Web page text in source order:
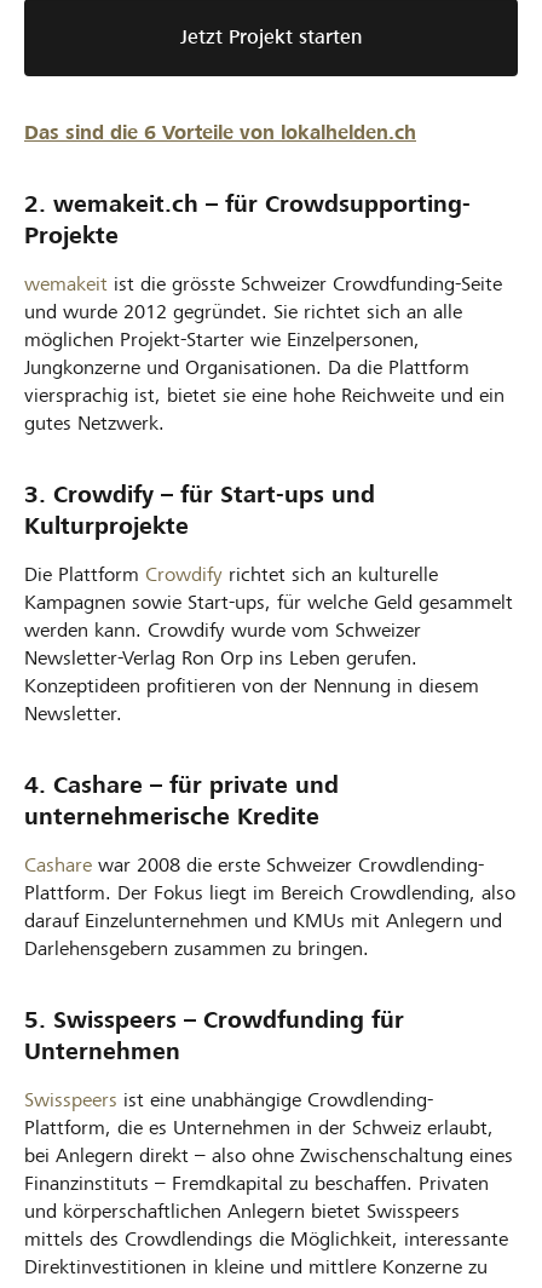
Jetzt Projekt starten
Das sind die 6 Vorteile von lokalhelden.ch
2. wemakeit.ch – für Crowdsupporting-
Projekte
wemakeit ist die grösste Schweizer Crowdfunding-Seite
und wurde 2012 gegründet. Sie richtet sich an alle
möglichen Projekt-Starter wie Einzelpersonen,
Jungkonzerne und Organisationen. Da die Plattform
viersprachig ist, bietet sie eine hohe Reichweite und ein
gutes Netzwerk.
3. Crowdify – für Start-ups und
Kulturprojekte
Die Plattform Crowdify richtet sich an kulturelle
Kampagnen sowie Start-ups, für welche Geld gesammelt
werden kann. Crowdify wurde vom Schweizer
Newsletter-Verlag Ron Orp ins Leben gerufen.
Konzeptideen profitieren von der Nennung in diesem
Newsletter.
4. Cashare – für private und
unternehmerische Kredite
Cashare war 2008 die erste Schweizer Crowdlending-
Plattform. Der Fokus liegt im Bereich Crowdlending, also
darauf Einzelunternehmen und KMUs mit Anlegern und
Darlehensgebern zusammen zu bringen.
5. Swisspeers – Crowdfunding für
Unternehmen
Swisspeers ist eine unabhängige Crowdlending-
Plattform, die es Unternehmen in der Schweiz erlaubt,
bei Anlegern direkt – also ohne Zwischenschaltung eines
Finanzinstituts – Fremdkapital zu beschaffen. Privaten
und körperschaftlichen Anlegern bietet Swisspeers
mittels des Crowdlendings die Möglichkeit, interessante
Direktinvestitionen in kleine und mittlere Konzerne zu